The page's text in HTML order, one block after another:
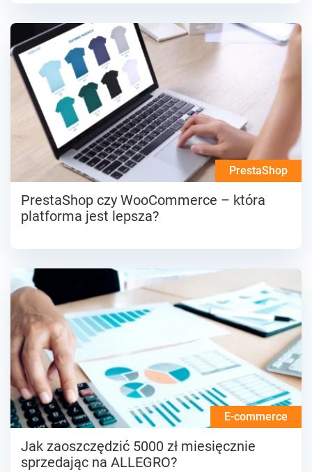
PrestaShop
PrestaShop czy WooCommerce – która
platforma jest lepsza?
E-commerce
Jak zaoszczędzić 5000 zł miesięcznie
sprzedając na ALLEGRO?